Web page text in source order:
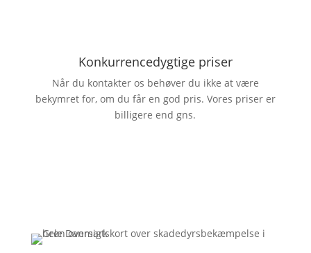
Konkurrencedygtige priser
Når du kontakter os behøver du ikke at være
bekymret for, om du får en god pris. Vores priser er
billigere end gns.